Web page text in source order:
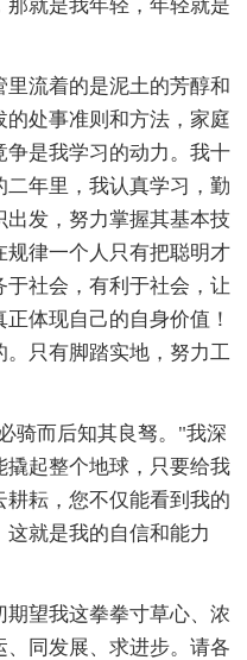
就是我年轻，年轻就是
流着的是泥土的芳醇和
处事准则和方法，家庭
是我学习的动力。我十
年里，我认真学习，勤
发，努力掌握其基本技
律一个人只有把聪明才
社会，有利于社会，让
体现自己的自身价值！
只有脚踏实地，努力工
骑而后知其良驽。"我深
起整个地球，只要给我
耘，您不仅能看到我的
就是我的自信和能力
望我这拳拳寸草心、浓
同发展、求进步。请各